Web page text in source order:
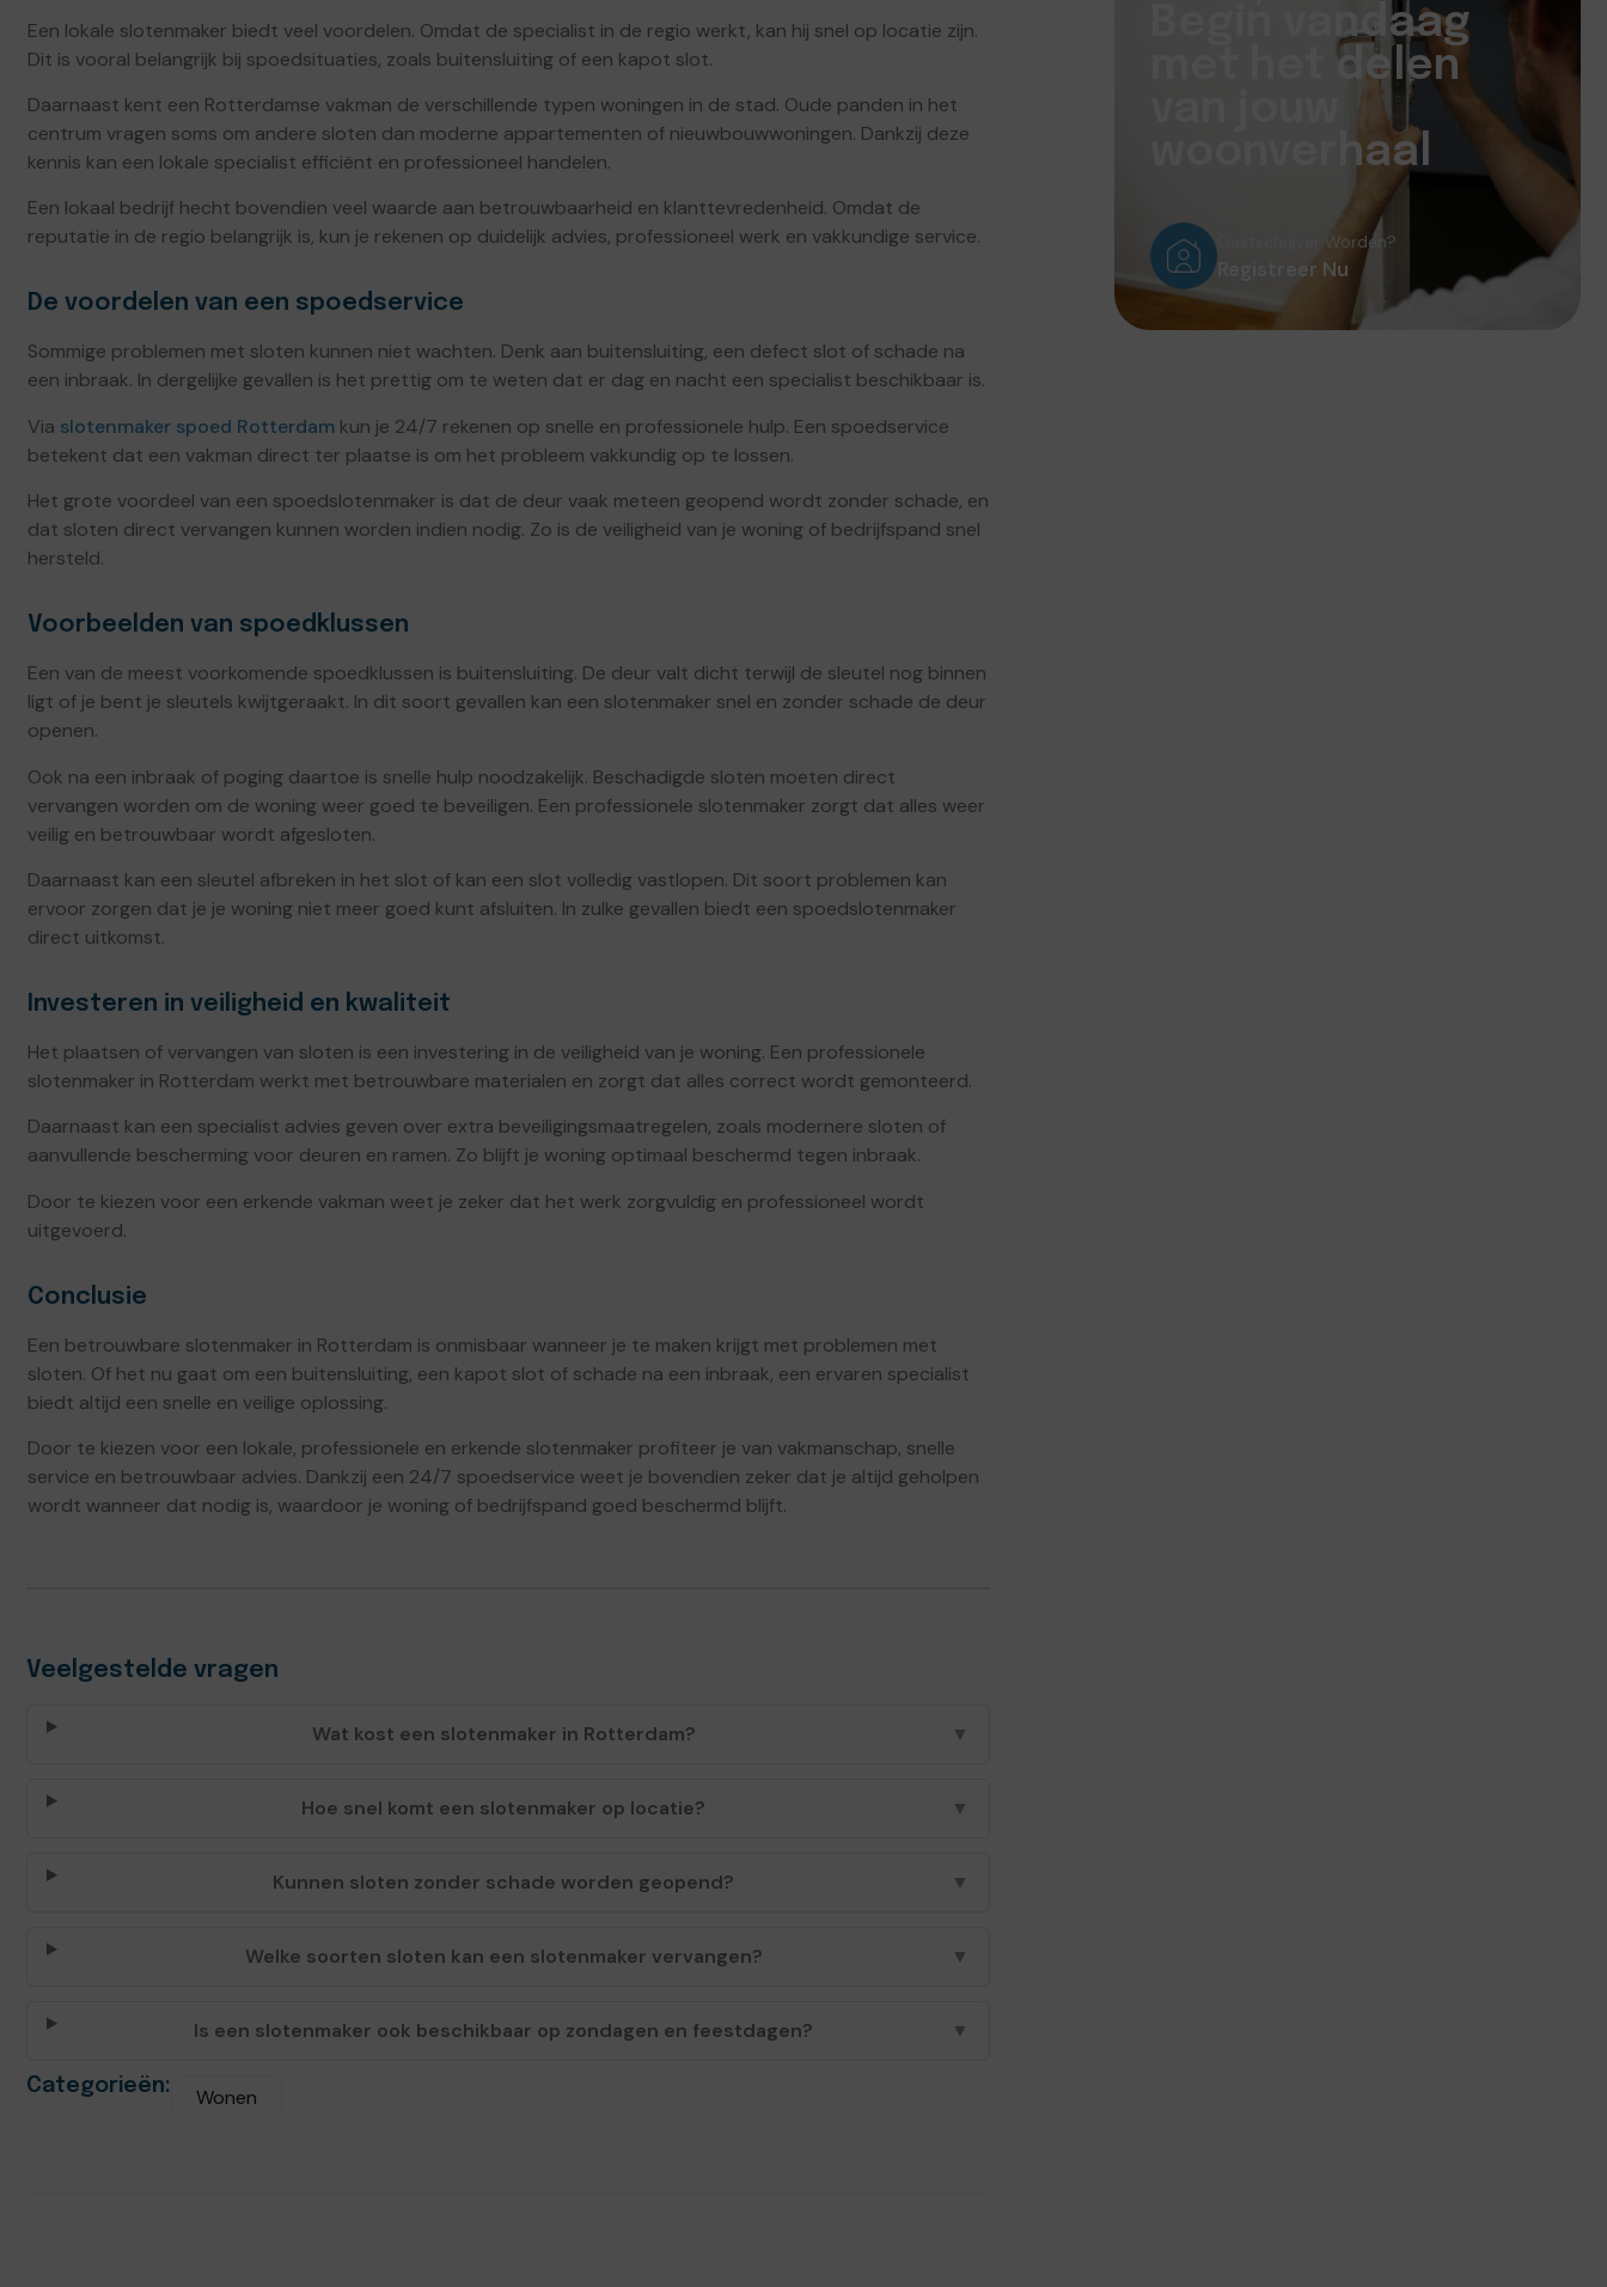
Een lokale slotenmaker biedt veel voordelen. Omdat de specialist in de regio werkt, kan hij snel op locatie zijn.
Dit is vooral belangrijk bij spoedsituaties, zoals buitensluiting of een kapot slot.
Daarnaast kent een Rotterdamse vakman de verschillende typen woningen in de stad. Oude panden in het
centrum vragen soms om andere sloten dan moderne appartementen of nieuwbouwwoningen. Dankzij deze
kennis kan een lokale specialist efficiënt en professioneel handelen.
Een lokaal bedrijf hecht bovendien veel waarde aan betrouwbaarheid en klanttevredenheid. Omdat de
reputatie in de regio belangrijk is, kun je rekenen op duidelijk advies, professioneel werk en vakkundige service.
De voordelen van een spoedservice
Sommige problemen met sloten kunnen niet wachten. Denk aan buitensluiting, een defect slot of schade na
een inbraak. In dergelijke gevallen is het prettig om te weten dat er dag en nacht een specialist beschikbaar is.
Via slotenmaker spoed Rotterdam kun je 24/7 rekenen op snelle en professionele hulp. Een spoedservice
betekent dat een vakman direct ter plaatse is om het probleem vakkundig op te lossen.
Het grote voordeel van een spoedslotenmaker is dat de deur vaak meteen geopend wordt zonder schade, en
dat sloten direct vervangen kunnen worden indien nodig. Zo is de veiligheid van je woning of bedrijfspand snel
hersteld.
Voorbeelden van spoedklussen
Een van de meest voorkomende spoedklussen is buitensluiting. De deur valt dicht terwijl de sleutel nog binnen
ligt of je bent je sleutels kwijtgeraakt. In dit soort gevallen kan een slotenmaker snel en zonder schade de deur
openen.
Ook na een inbraak of poging daartoe is snelle hulp noodzakelijk. Beschadigde sloten moeten direct
vervangen worden om de woning weer goed te beveiligen. Een professionele slotenmaker zorgt dat alles weer
veilig en betrouwbaar wordt afgesloten.
Daarnaast kan een sleutel afbreken in het slot of kan een slot volledig vastlopen. Dit soort problemen kan
ervoor zorgen dat je je woning niet meer goed kunt afsluiten. In zulke gevallen biedt een spoedslotenmaker
direct uitkomst.
Investeren in veiligheid en kwaliteit
Het plaatsen of vervangen van sloten is een investering in de veiligheid van je woning. Een professionele
slotenmaker in Rotterdam werkt met betrouwbare materialen en zorgt dat alles correct wordt gemonteerd.
Daarnaast kan een specialist advies geven over extra beveiligingsmaatregelen, zoals modernere sloten of
aanvullende bescherming voor deuren en ramen. Zo blijft je woning optimaal beschermd tegen inbraak.
Door te kiezen voor een erkende vakman weet je zeker dat het werk zorgvuldig en professioneel wordt
uitgevoerd.
Conclusie
Een betrouwbare slotenmaker in Rotterdam is onmisbaar wanneer je te maken krijgt met problemen met
sloten. Of het nu gaat om een buitensluiting, een kapot slot of schade na een inbraak, een ervaren specialist
biedt altijd een snelle en veilige oplossing.
Door te kiezen voor een lokale, professionele en erkende slotenmaker profiteer je van vakmanschap, snelle
service en betrouwbaar advies. Dankzij een 24/7 spoedservice weet je bovendien zeker dat je altijd geholpen
wordt wanneer dat nodig is, waardoor je woning of bedrijfspand goed beschermd blijft.
Veelgestelde vragen
Wat kost een slotenmaker in Rotterdam? ▼
Hoe snel komt een slotenmaker op locatie? ▼
Kunnen sloten zonder schade worden geopend? ▼
Welke soorten sloten kan een slotenmaker vervangen? ▼
Is een slotenmaker ook beschikbaar op zondagen en feestdagen? ▼
Categorieën: Wonen
Begin vandaag
met het delen
woonverhaal
Gastschrijver Worden?
Registreer Nu